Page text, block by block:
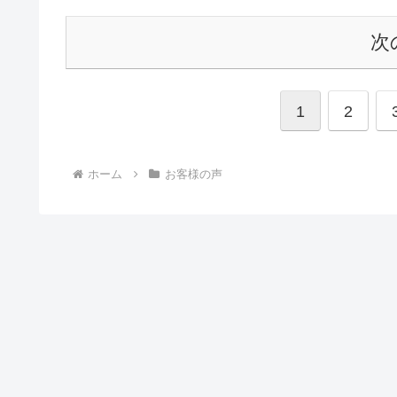
次
1 2
ホーム お客様の声